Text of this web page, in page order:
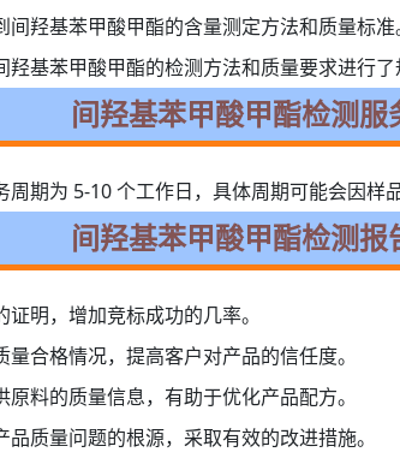
羟基苯甲酸甲酯的含量测定方法和质量标准
基苯甲酸甲酯的检测方法和质量要求进行了
间羟基苯甲酸甲酯检测服
期为 5-10 个工作日，具体周期可能会因样
间羟基苯甲酸甲酯检测报
明，增加竞标成功的几率。
合格情况，提高客户对产品的信任度。
料的质量信息，有助于优化产品配方。
质量问题的根源，采取有效的改进措施。